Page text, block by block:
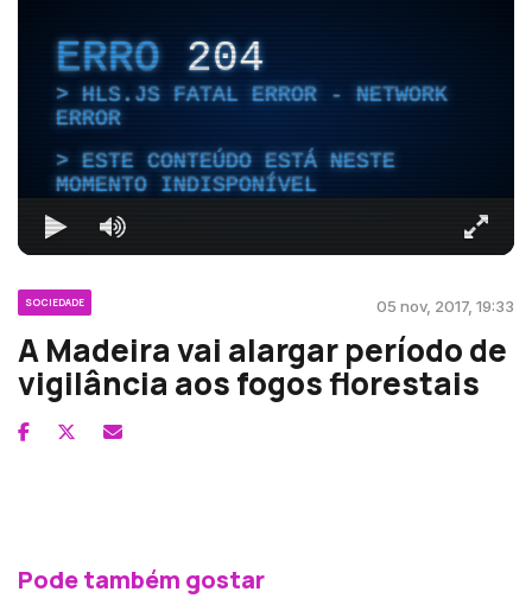
ERRO204
HLS.JS FATAL ERROR - NETWORK
ERROR
ESTE CONTEÚDO ESTÁ NESTE
MOMENTO INDISPONÍVEL
SOCIEDADE 05 nov, 2017, 19:33
A Madeira vai alargar período de
vigilância aos fogos florestais
Pode também gostar